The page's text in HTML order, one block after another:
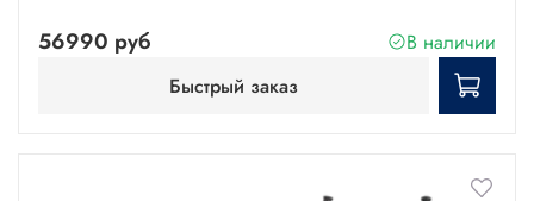
56990 руб
В наличии
Быстрый заказ